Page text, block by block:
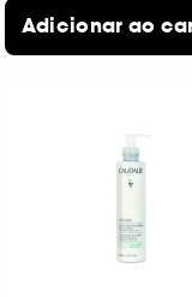
Adicionar ao